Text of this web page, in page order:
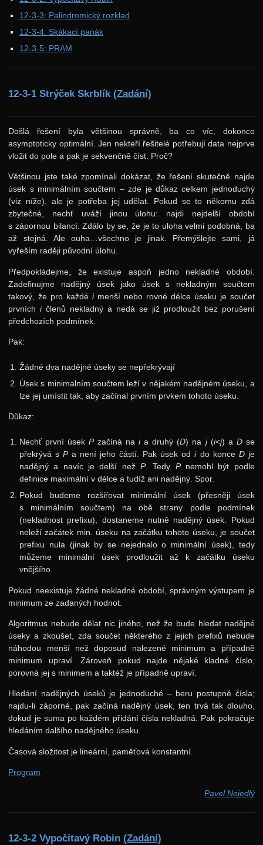
12-3-3: Palindromický rozklad
12-3-4: Skákací panák
12-3-5: PRAM
12-3-1 Strýček Skrblík(Zadání)
Došlá řešení byla většinou správně, ba co víc, dokonce
asymptoticky optimální. Jen nekteří řešitelé potřebují data nejprve
vložit do pole a pak je sekvenčně číst. Proč?
Většinou jste také zpomínali dokázat, že řešení skutečně najde
úsek s minimálním součtem – zde je důkaz celkem jednoduchý
(viz níže), ale je potřeba jej udělat. Pokud se to někomu zdá
zbytečné, nechť uváží jinou úlohu: najdi nejdelší období
s zápornou bilancí. Zdálo by se, že je to uloha velmi podobná, ba
až stejná. Ale ouha…všechno je jinak. Přemýšlejte sami, já
vyřeším raději původní úlohu.
Předpokládejme, že existuje aspoň jedno nekladné období.
Zadefinujme nadějný úsek jako úsek s nekladným součtem
takový, že pro každéimenší nebo rovné délce úseku je součet
prvníchičlenů nekladný a nedá se již prodloužit bez porušení
předchozích podmínek.
Pak:
Žádné dva nadějné úseky se nepřekrývají
Úsek s minimalním součtem leží v nějakém nadějném úseku, a
lze jej umístit tak, aby začínal prvním prvkem tohoto úseku.
Důkaz:
Nechť první úsekPzačíná naia druhý (D) na j(i<j) a Dse
překrývá sPa není jeho částí. Pak úsek odido konce Dje
nadějný a navíc je delší nežP. Tedy Pnemohl být podle
definice maximální v délce a tudíž ani nadějný. Spor.
Pokud budeme rozšiřovat minimální úsek (přesněji úsek
s minimálním součtem) na obě strany podle podmínek
(nekladnost prefixu), dostaneme nutně nadějný úsek. Pokud
neleží začátek min. úseku na začátku tohoto úseku, je součet
prefixu nula (jinak by se nejednalo o minimální úsek), tedy
můžeme minimální úsek prodloužit až k začátku úseku
vnějšího.
Pokud neexistuje žádné nekladné období, správným výstupem je
minimum ze zadaných hodnot.
Algoritmus nebude dělat nic jiného, než že bude hledat nadějné
úseky a zkoušet, zda součet některého z jejich prefixů nebude
náhodou menší než doposud nalezené minimum a případně
minimum upraví. Zároveň pokud najde nějaké kladné číslo,
porovná jej s minimem a taktéž je případně upraví.
Hledání nadějných úseků je jednoduché – beru postupně čísla;
najdu-li záporné, pak začíná nadějný úsek, ten trvá tak dlouho,
dokud je suma po každém přidání čísla nekladná. Pak pokračuje
hledáním dalšího nadějného úseku.
Časová složitost je lineární, paměťová konstantní.
Program
Pavel Nejedlý
12-3-2 Vypočítavý Robin(Zadání)
37. ročník: 24/25
36. ročník: 23/24
33. ročník: 20/21
32. ročník: 19/20
31. ročník: 18/19
30. ročník: 17/18
29. ročník: 16/17
27. ročník: 14/15
26. ročník: 13/14
25. ročník: 12/13
24. ročník: 11/12
23. ročník: 10/11
18. ročník: 05/06
17. ročník: 04/05
15. ročník: 02/03
14. ročník: 01/02
13. ročník: 00/01
12. ročník: 99/00
Zadání 1. série
Řešení
Výsledky
Zadání 2. série
Výsledky
Zadání 3. série
Řešení
Zadání 4. série
Řešení
Výsledky
11. ročník: 98/99
10. ročník: 97/98
8. ročník: 95/96
7. ročník: 94/95